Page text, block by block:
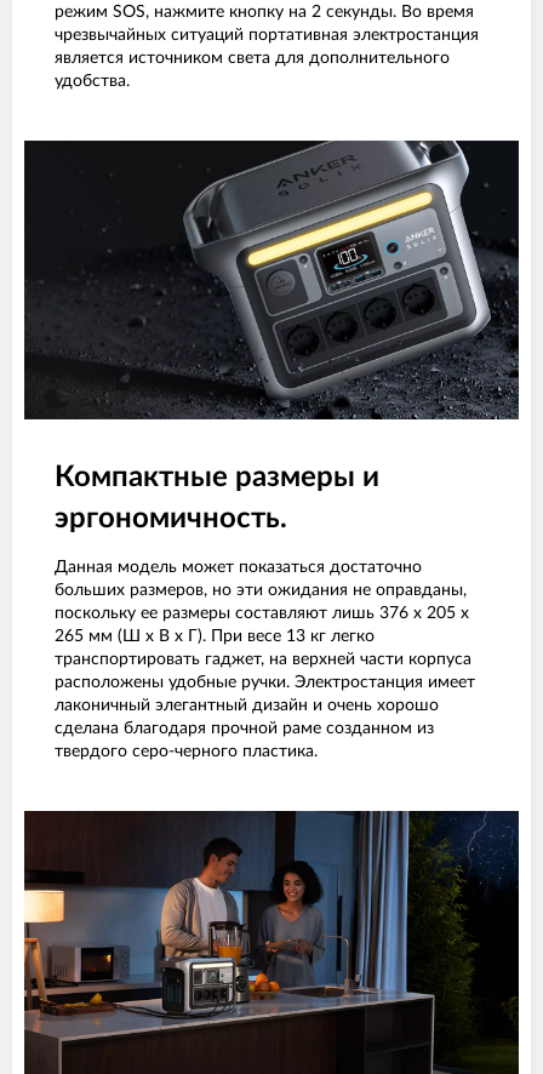
режим SOS, нажмите кнопку на 2 секунды. Во время
чрезвычайных ситуаций портативная электростанция
является источником света для дополнительного
удобства.
Компактные размеры и
эргономичность.
Данная модель может показаться достаточно
больших размеров, но эти ожидания не оправданы,
поскольку ее размеры составляют лишь 376 x 205 x
265 мм (Ш x В x Г). При весе 13 кг легко
транспортировать гаджет, на верхней части корпуса
расположены удобные ручки. Электростанция имеет
лаконичный элегантный дизайн и очень хорошо
сделана благодаря прочной раме созданном из
твердого серо-черного пластика.